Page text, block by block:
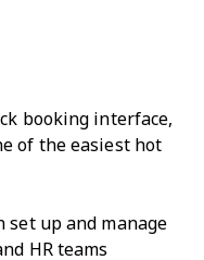
booking interface,
of the easiest hot
set up and manage
HR teams